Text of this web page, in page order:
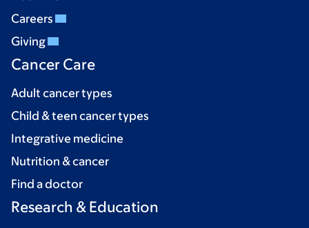
Careers
Giving
Cancer Care
Adult cancer types
Child & teen cancer types
Integrative medicine
Nutrition & cancer
Find a doctor
Research & Education